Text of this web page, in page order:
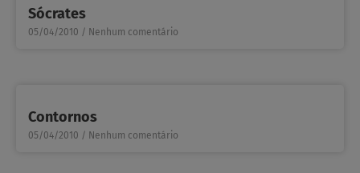
Sócrates
05/04/2010 Nenhum comentário
Contornos
05/04/2010 Nenhum comentário